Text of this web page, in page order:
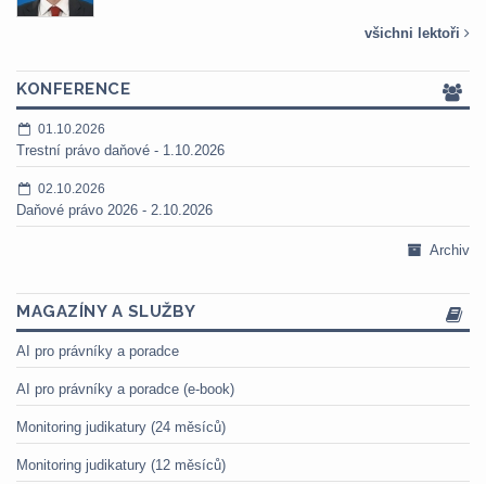
všichni lektoři
KONFERENCE
01.10.2026
Trestní právo daňové - 1.10.2026
02.10.2026
Daňové právo 2026 - 2.10.2026
Archiv
MAGAZÍNY A SLUŽBY
AI pro právníky a poradce
AI pro právníky a poradce (e-book)
Monitoring judikatury (24 měsíců)
Monitoring judikatury (12 měsíců)